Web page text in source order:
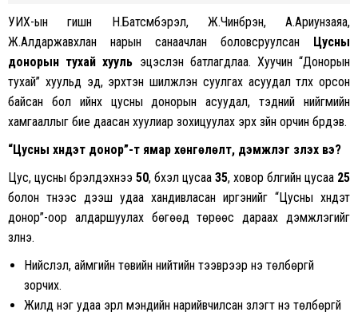
УИХ-ын гишүүн Н.Батсүмбэрэл, Ж.Чинбүрэн, А.Ариунзаяа,
Ж.Алдаржавхлан нарын санаачлан боловсруулсан Цусны
донорын тухай хууль эцэслэн батлагдлаа. Хуучин “Донорын
тухай” хуульд эд, эрхтэн шилжүүлэн суулгах асуудал түлхүү орсон
байсан бол ийнхүү цусны донорын асуудал, тэдний нийгмийн
хамгааллыг бие даасан хуулиар зохицуулах эрх зүйн орчин бүрдэв.
“Цусны хүндэт донор”-т ямар хөнгөлөлт, дэмжлэг үзүүлэх вэ?
Цус, цусны бүрэлдэхүүнээ 50, бүхэл цусаа 35, ховор бүлгийн цусаа 25
болон түүнээс дээш удаа хандивласан иргэнийг “Цусны хүндэт
донор”-оор алдаршуулах бөгөөд төрөөс дараах дэмжлэгийг
үзүүлнэ.
Нийслэл, аймгийн төвийн нийтийн тээврээр үнэ төлбөргүй
зорчих.
Жилд нэг удаа эрүүл мэндийн нарийвчилсан үзлэгт үнэ төлбөргүй